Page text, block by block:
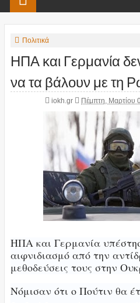
Πολιτικά
ΗΠΑ και Γερμανία
να τα βάλουν με τη
iokh.gr Πέμπτη, Μαρτίου
ΗΠΑ και Γερμανία
αιφνιδιασμό από την
μεθοδεύσεις τους στην
Νόμισαν ότι ο Πούτιν θα